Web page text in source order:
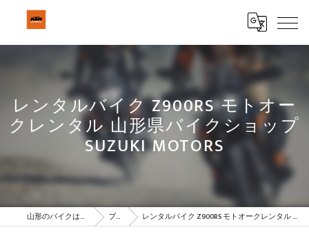
レンタルバイク Z900RS モトオー
クレンタル 山形県バイクショップ
SUZUKI MOTORS
山形のバイクはBeSTAR株式会社 ブログ レンタルバイク Z900RS モトオークレンタル 山形県バイクショップ SUZUKI MOTORS